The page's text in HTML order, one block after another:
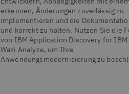
erkennen, Änderungen zuverlässig zu
implementieren und die
und korrekt zu halten. Nutzen Sie die
von IBM Application Discovery for IBM
Wazi Analyze, um Ihre
Anwendungsmodernisierung zu